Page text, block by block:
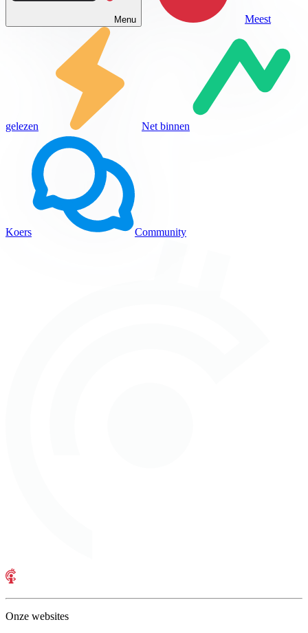
Menu Meest
gelezen Net binnen
Koers Community
Onze websites